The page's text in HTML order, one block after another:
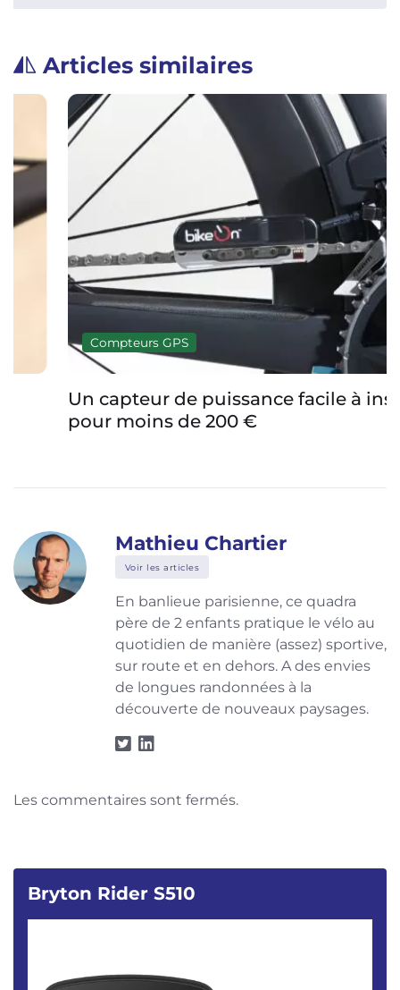
Articles similaires
Compteurs GPS
Un capteur de puissance facile à installer
pour moins de 200 €
Mathieu Chartier
Voir les articles
En banlieue parisienne, ce quadra
père de 2 enfants pratique le vélo au
quotidien de manière (assez) sportive,
sur route et en dehors. A des envies
de longues randonnées à la
découverte de nouveaux paysages.
Les commentaires sont fermés.
Bryton Rider S510